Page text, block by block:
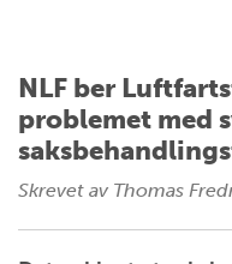
NLF ber
problemet med
Skrevet av Thomas